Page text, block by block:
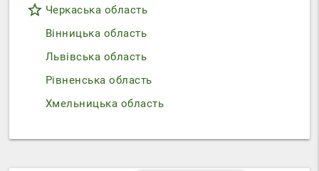
star_border Черкаська область
Вінницька область
Львівська область
Рівненська область
Хмельницька область